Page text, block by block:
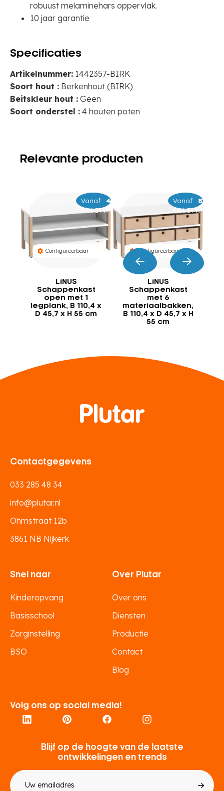
robuust melaminehars oppervlak.
10 jaar garantie
Specificaties
Artikelnummer: 1442357-BIRK
Soort hout : Berkenhout (BIRK)
Beitskleur hout : Geen
Soort onderstel : 4 houten poten
Relevante producten
Configureerbaar
LiNUS
Schappenkast
open met 1
legplank, B 110,4 x
D 45,7 x H 55 cm
Vanaf 449
609
Excl. BTW
Configureerbaar
LiNUS
Schappenkast
met 6
materiaalbakken,
B 110,4 x D 45,7 x H
55 cm
Vanaf 869
1.029
Excl. BTW
Volg ons op social media!
Contactgegevens
033 285 48 34
info@plutar.nl
Ohmstraat 12b
3861 NB Nijkerk
Snel naar
Kinderopvang
Basisschool
Zorginstelling
BSO
Over Plutar
Over ons
Diensten
Productie
Contact
Blog
Blijf op de hoogte van de laatste
ontwikkelingen en trends
mailadres